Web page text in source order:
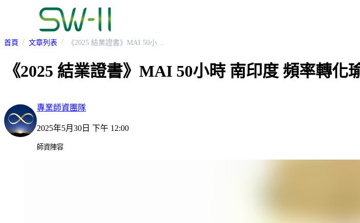
首頁 文章列表 《2025 結業證書》MAI 50小時 南印度 頻率轉化瑜伽之旅
《2025 結業證書》MAI 50小時 南印度 頻率轉化
專業師資團隊
2025年5月30日 下午 12:00
師資陣容